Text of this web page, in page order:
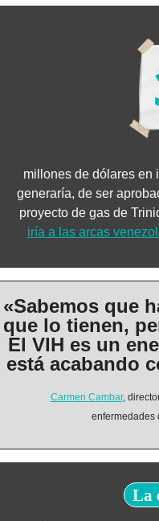
millones de dólares en
generaría, de ser
proyecto de gas de
iría a las arcas
«Sabemos que
que lo tienen,
El VIH es un
está acabando
Carmen Cambar,
enfermedades
La